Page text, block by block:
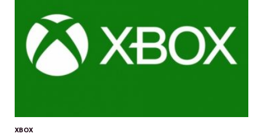
XBOX